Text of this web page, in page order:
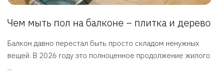
Чем мыть пол на балконе – плитка и дерево
Балкон давно перестал быть просто складом ненужных
вещей. В 2026 году это полноценное продолжение жилого
...